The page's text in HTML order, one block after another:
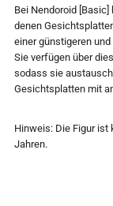
a
Guild
But
Bei Nendoroid
denen
einer günstigeren
Sie verfügen über
sodass sie
Gesichtsplatten mit
Hinweis: Die Figur ist
Jahren.